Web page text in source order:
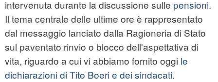
intervenuta durante la discussione sulle pensioni.
Il tema centrale delle ultime ore è rappresentato
dal messaggio lanciato dalla Ragioneria di Stato
sul paventato rinvio o blocco dell'aspettativa di
vita, riguardo a cui vi abbiamo fornito oggi le
dichiarazioni di Tito Boeri e dei sindacati.